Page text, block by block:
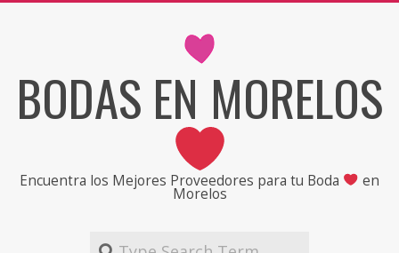
BODAS EN MORELOS
Encuentra los Mejores Proveedores para tu Boda en
Morelos
Search